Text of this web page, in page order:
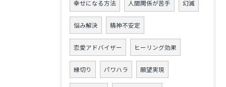
幸せになる方法 人間関係が苦手 幻滅
悩み解決 精神不安定
恋愛アドバイザー ヒーリング効果
縁切り パワハラ 願望実現